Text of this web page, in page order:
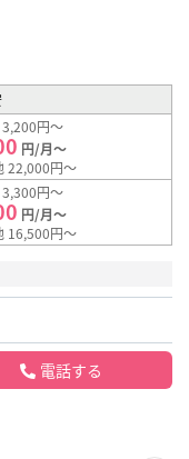
円～
円/月～
22,000円～
円～
円/月～
16,500円～
電話する